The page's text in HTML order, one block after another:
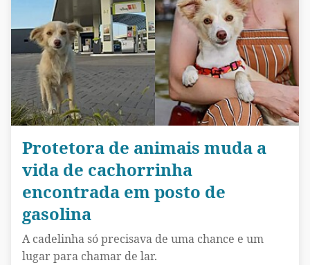
Protetora de animais muda a
vida de cachorrinha
encontrada em posto de
gasolina
A cadelinha só precisava de uma chance e um
lugar para chamar de lar.